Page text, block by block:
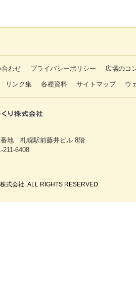
合わせ プライバシーポリシー 広場のコ
リンク集 各種資料 サイトマップ ウ
番地 札幌駅前藤井ビル 8階
211-6408
式会社. ALL RIGHTS RESERVED.